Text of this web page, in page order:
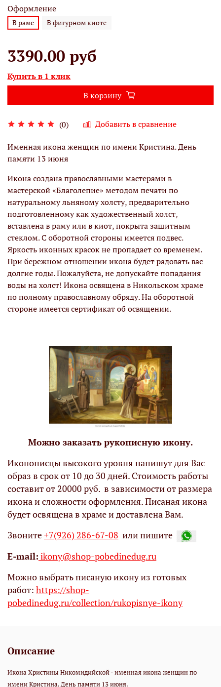
(0) Добавить в сравнение
Оформление
В раме В фигурном киоте
3390.00 руб
Купить в 1 клик
В корзину
Именная икона женщин по имени Кристина. День
памяти 13 июня
Икона создана православными мастерами в
мастерской «Благолепие» методом печати по
натуральному льняному холсту, предварительно
подготовленному как художественный холст,
вставлена в раму или в киот, покрыта защитным
стеклом. С оборотной стороны имеется подвес.
Яркость иконных красок не пропадает со временем.
При бережном отношении икона будет радовать вас
долгие годы. Пожалуйста, не допускайте попадания
воды на холст! Икона освящена в Никольском храме
по полному православному обряду. На оборотной
стороне имеется сертификат об освящении.
Можно заказать рукописную икону.
Иконописцы высокого уровня напишут для Вас
образ в срок от 10 до 30 дней. Стоимость работы
составит от 20000 руб. в зависимости от размера
икона и сложности оформления. Писаная икона
будет освящена в храме и доставлена Вам.
Звоните+7(926) 286-67-08 или пишите
Е-mail: ikony@shop-pobedinedug.ru
Можно выбрать писаную икону из готовых
работ: https://shop-
pobedinedug.ru/collection/rukopisnye-ikony
Описание
Икона Христины Никомидийской - именная икона женщин по
имени Кристина. День памяти 13 июня.